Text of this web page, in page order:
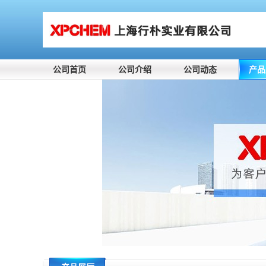
公司首页 公司介绍 公司动态 产